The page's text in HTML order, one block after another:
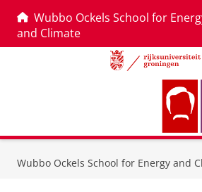
Wubbo Ockels School for
and Climate
Wubbo Ockels School for Energy and